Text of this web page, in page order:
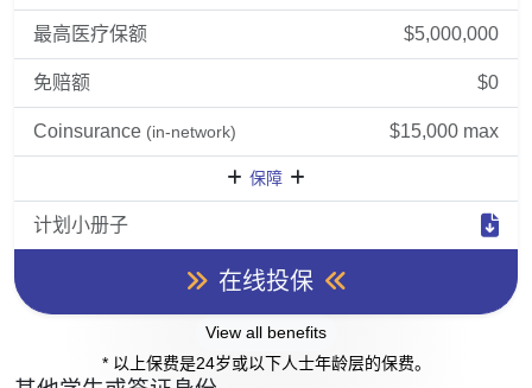
最高医疗保额 $5,000,000
免赔额 $0
Coinsurance (in-network) $15,000 max
保障
计划小册子
在线投保
View all benefits
* 以上保费是24岁或以下人士年龄层的保费。